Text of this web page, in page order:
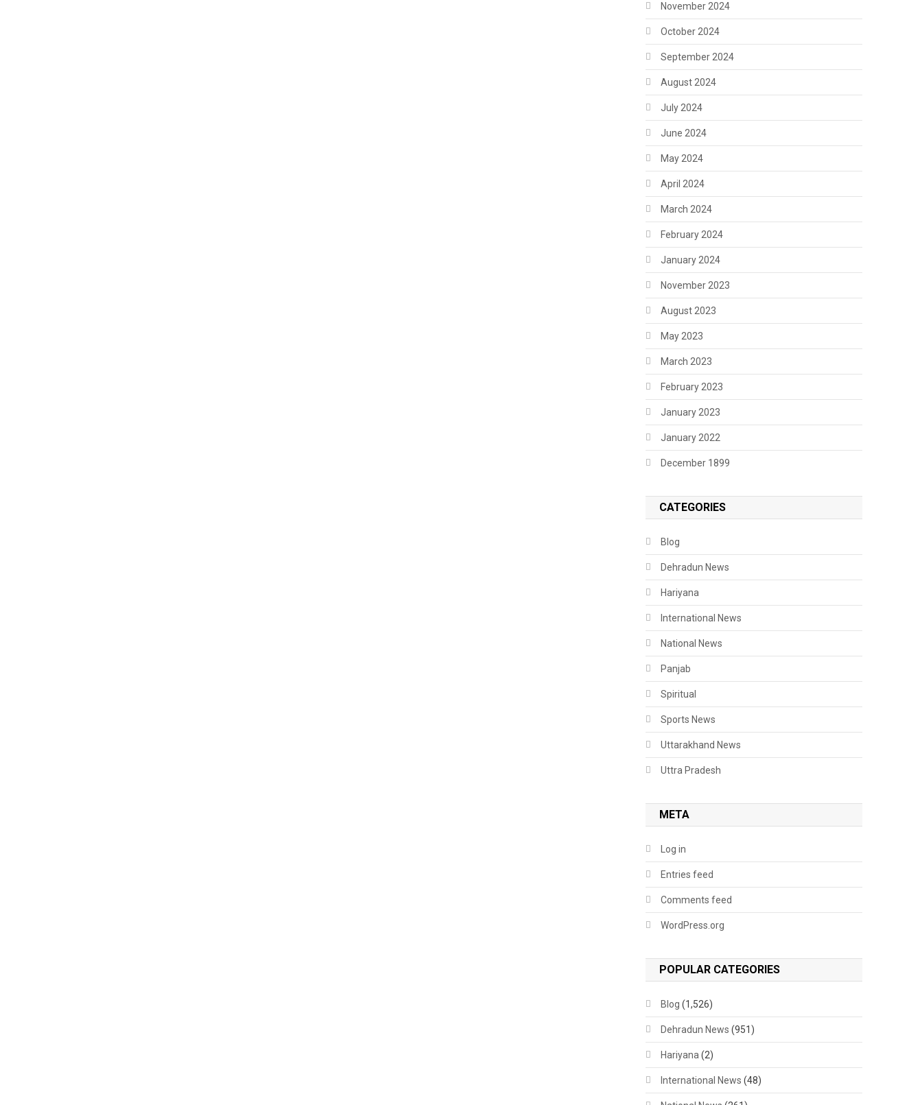
November 2024
October 2024
September 2024
August 2024
July 2024
June 2024
May 2024
April 2024
March 2024
February 2024
January 2024
November 2023
August 2023
May 2023
March 2023
February 2023
January 2023
January 2022
December 1899
CATEGORIES
Blog
Dehradun News
Hariyana
International News
National News
Panjab
Spiritual
Sports News
Uttarakhand News
Uttra Pradesh
META
Log in
Entries feed
Comments feed
WordPress.org
POPULAR CATEGORIES
Blog (1,526)
Dehradun News (951)
Hariyana (2)
International News (48)